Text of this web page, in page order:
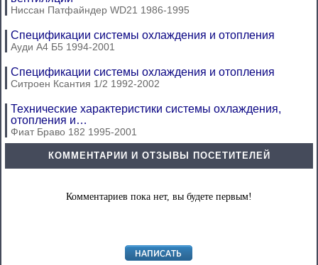
Ниссан Патфайндер WD21 1986-1995
Спецификации системы охлаждения и отопления
Ауди А4 Б5 1994-2001
Спецификации системы охлаждения и отопления
Ситроен Ксантия 1/2 1992-2002
Технические характеристики системы охлаждения,
отопления и…
Фиат Браво 182 1995-2001
КОММЕНТАРИИ И ОТЗЫВЫ ПОСЕТИТЕЛЕЙ
Комментариев пока нет, вы будете первым!